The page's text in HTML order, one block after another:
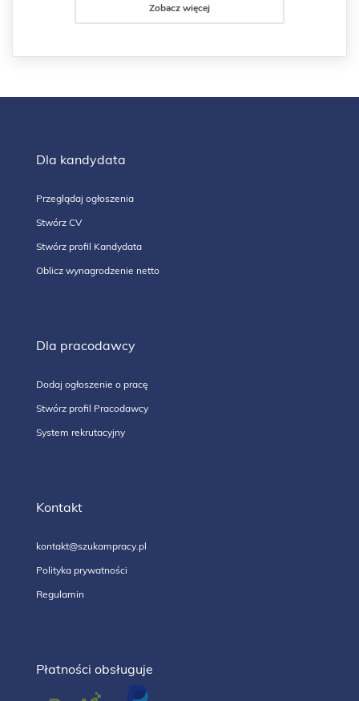
Zobacz więcej
Dla kandydata
Przeglądaj ogłoszenia
Stwórz CV
Stwórz profil Kandydata
Oblicz wynagrodzenie netto
Dla pracodawcy
Dodaj ogłoszenie o pracę
Stwórz profil Pracodawcy
System rekrutacyjny
Kontakt
kontakt@szukampracy.pl
Polityka prywatności
Regulamin
Płatności obsługuje